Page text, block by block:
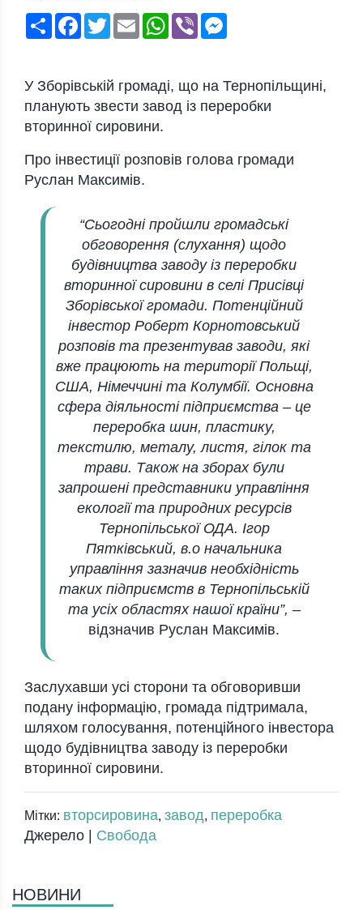
ПоширитиFacebook
TwitterEmail WhatsApp
Viber
У Зборівській громаді, що на Тернопільщині,
планують звести завод із переробки
вторинної сировини.
Про інвестиції розповів голова громади
Руслан Максимів.
“Сьогодні пройшли громадські
обговорення (слухання) щодо
будівництва заводу із переробки
вторинної сировини в селі Присівці
Зборівської громади. Потенційний
інвестор Роберт Корнотовський
розповів та презентував заводи, які
вже працюють на території Польщі,
США, Німеччині та Колумбії. Основна
сфера діяльності підприємства – це
переробка шин, пластику,
текстилю, металу, листя, гілок та
трави. Також на зборах були
запрошені представники управління
екології та природних ресурсів
Тернопільської ОДА. Ігор
Пятківський, в.о начальника
управління зазначив необхідність
таких підприємств в Тернопільській
та усіх областях нашої країни”, –
відзначив Руслан Максимів.
Заслухавши усі сторони та обговоривши
подану інформацію, громада підтримала,
шляхом голосування, потенційного інвестора
щодо будівництва заводу із переробки
вторинної сировини.
Мітки: вторсировина, завод, переробка
Джерело | Свобода
НОВИНИ